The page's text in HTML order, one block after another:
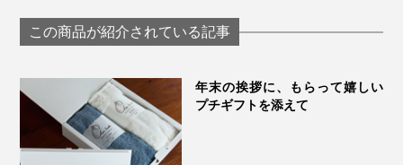
てしっとりする自然
派石鹸｜WITH OR
この商品が紹介されている記事
年末の挨拶に、もらって嬉しい
プチギフトを添えて